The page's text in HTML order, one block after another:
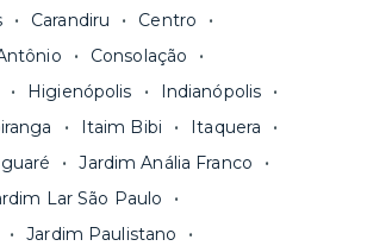
ainda contam com a facilidade de
contas do mês junto com o
boleto único. Quer ainda mais
uma unidade com serviços
suporte e manutenção para a
app.
ou um caminhão de mudança: é
os valores e escolher o prazo
momento de vida na página das
é que todo oprocesso de
pelo site da Yuca e assina o
do seu computador ou celular.
e sem burocracia!
Carandiru
Centro
Consolação
Higienópolis
Indianópolis
Itaim Bibi
Itaquera
Jardim Anália Franco
Lar São Paulo
Jardim Paulistano